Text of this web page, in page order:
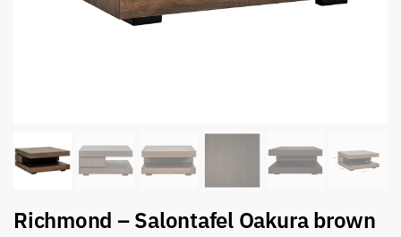
Richmond – Salontafel Oakura brown